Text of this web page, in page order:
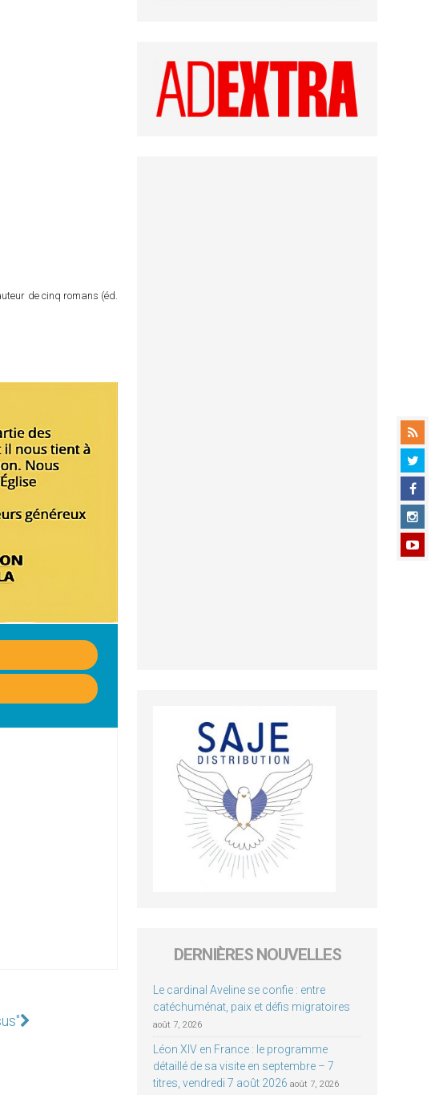
de cinq romans (éd.
DERNIÈRES NOUVELLES
Le cardinal Aveline se confie : entre
catéchuménat, paix et défis migratoires
août 7, 2026
Léon XIV en France : le programme
détaillé de sa visite en septembre – 7
titres, vendredi 7 août 2026 août 7, 2026